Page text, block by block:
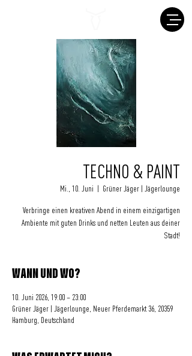
TECHNO & PAINT
Mi., 10. Juni Grüner Jäger | Jägerlounge
Verbringe einen kreativen Abend in einem einzigartigen
Ambiente mit guten Drinks und netten Leuten aus deiner
Stadt!
WANN UND WO?
10. Juni 2026, 19:00 – 23:00
Grüner Jäger | Jägerlounge, Neuer Pferdemarkt 36, 20359
Hamburg, Deutschland